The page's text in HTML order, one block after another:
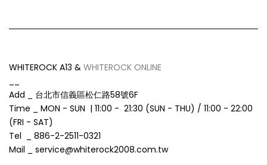
WHITEROCK A13 & WHITEROCK ONLINE
Add _ 台北市信義區松仁路58號6F
Time _ MON - SUN | 11:00 - 21:30 (SUN - THU) / 11:00 - 22:00
(FRI - SAT)
Tel _ 886-2-2511-0321
Mail _ service@whiterock2008.com.tw